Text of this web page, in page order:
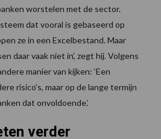
worstelen met de sector.
dat vooral is gebaseerd op
ze in een Excelbestand. Maar
daar vaak niet in’, zegt hij. Volgens
manier van kijken: ‘Een
risico’s, maar op de lange termijn
dat onvoldoende.’
verder